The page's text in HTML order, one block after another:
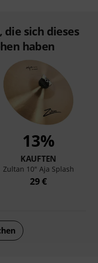
die sich dieses
haben
13%
KAUFTEN
Zultan 10" Aja Splash
29 €